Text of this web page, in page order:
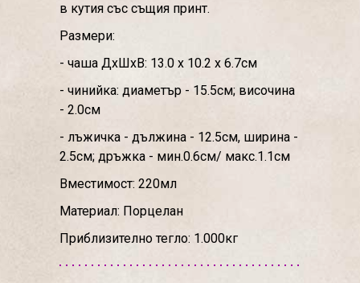
в кутия със същия принт.
Размери:
- чаша ДхШхВ: 13.0 x 10.2 x 6.7см
- чинийка: диаметър - 15.5см; височина
- 2.0см
- лъжичка - дължина - 12.5см, ширина -
2.5см; дръжка - мин.0.6см/ макс.1.1см
Вместимост: 220мл
Материал: Порцелан
Приблизително тегло: 1.000кг